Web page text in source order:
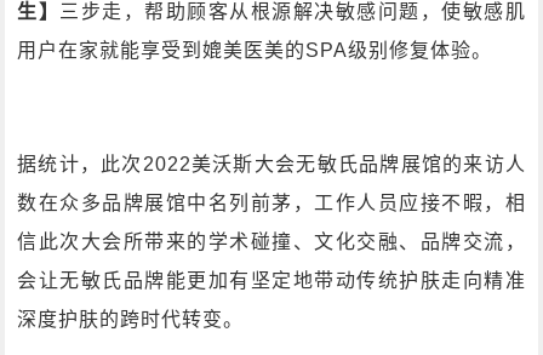
生】
三步走，帮助顾客从根源解决敏感问题，使敏感肌
用户在家就能享受到媲美医美的SPA级别修复体验。
据统计，此次2022美沃斯大会无敏氏品牌展馆的来访人
数在众多品牌展馆中名列前茅，工作人员应接不暇，相
信此次大会所带来的学术碰撞、文化交融、品牌交流，
会让无敏氏品牌能更加有坚定地带动传统护肤走向精准
深度护肤的跨时代转变。